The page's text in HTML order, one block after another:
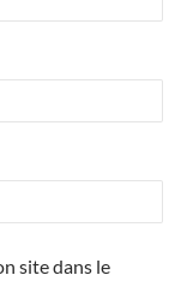
site dans le